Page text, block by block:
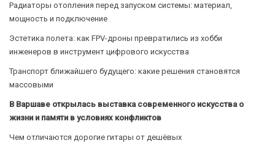
Радиаторы отопления перед запуском системы: материал,
мощность и подключение
Эстетика полета: как FPV-дроны превратились из хобби
инженеров в инструмент цифрового искусства
Транспорт ближайшего будущего: какие решения становятся
массовыми
В Варшаве открылась выставка современного искусства о
жизни и памяти в условиях конфликтов
Чем отличаются дорогие гитары от дешёвых